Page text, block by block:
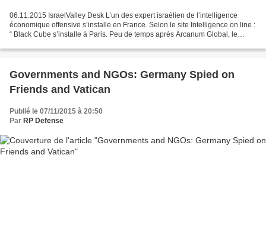
06.11.2015 IsraelValley Desk L’un des expert israélien de l’intelligence
économique offensive s’installe en France. Selon le site Intelligence on line :
“ Black Cube s’installe à Paris. Peu de temps après Arcanum Global, le
Governments and NGOs: Germany Spied on
Friends and Vatican
Publié le 07/11/2015 à 20:50
Par RP Defense